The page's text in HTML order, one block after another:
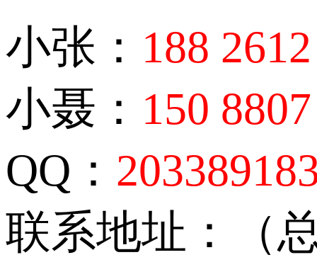
小张： 188
小聂： 150
QQ：
联系地址：（